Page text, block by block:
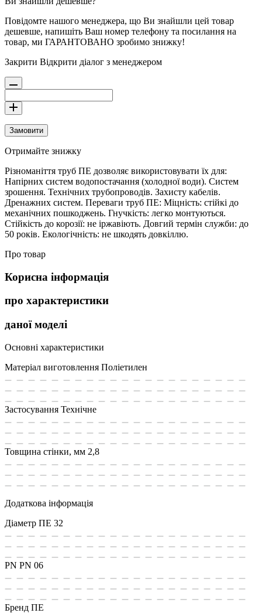
Повідомте нашого менеджера, що Ви знайшли цей товар
дешевше, напишіть Ваш номер телефону та посилання на
товар, ми ГАРАНТОВАНО зробимо знижку!
Закрити Відкрити діалог з менеджером
Замовити
Отримайте знижку
Різноманіття труб ПЕ дозволяє використовувати їх для:
Напірних систем водопостачання (холодної води). Систем
зрошення. Технічних трубопроводів. Захисту кабелів.
Дренажних систем. Переваги труб ПЕ: Міцність: стійкі до
механічних пошкоджень. Гнучкість: легко монтуються.
Стійкість до корозії: не іржавіють. Довгий термін служби: до
50 років. Екологічність: не шкодять довкіллю.
Про товар
Корисна інформація
про характеристики
даної моделі
Основні характеристики
Матеріал виготовлення Поліетилен
Застосування Технічне
Товщина стінки, мм 2,8
Додаткова інформація
Діаметр ПЕ 32
PN PN 06
Бренд ПЕ